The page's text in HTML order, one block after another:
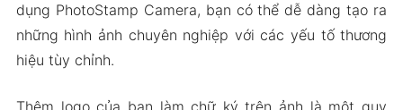
dụng PhotoStamp Camera, bạn có thể dễ dàng tạo ra
những hình ảnh chuyên nghiệp với các yếu tố thương
hiệu tùy chỉnh.
Thêm logo của bạn làm chữ ký trên ảnh là một quy